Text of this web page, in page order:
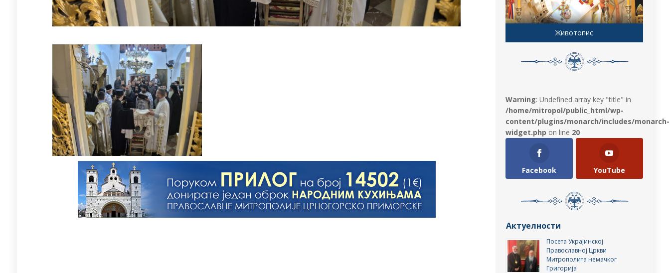
Животопис
Warning: Undefined array key "title" in
/home/mitropol/public_html/wp-
content/plugins/monarch/includes/monarch-
widget.php on line 20
Facebook YouTube
Актуелности
Посета Украјинској
Православној Цркви
Митрополита немачког
Григорија